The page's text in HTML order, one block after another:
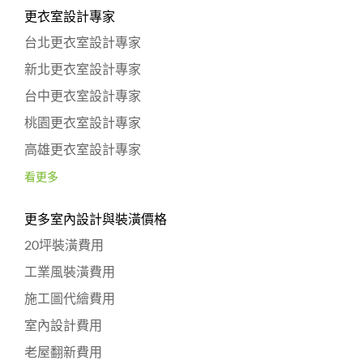
更衣室設計專家
台北更衣室設計專家
新北更衣室設計專家
台中更衣室設計專家
桃園更衣室設計專家
高雄更衣室設計專家
看更多
更多室內設計與裝潢價格
20坪裝潢費用
工業風裝潢費用
施工圖代繪費用
室內設計費用
老屋翻新費用